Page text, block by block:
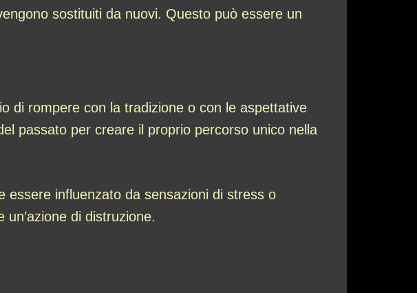
sostituiti da nuovi. Questo può essere un
di rompere con la tradizione o con le aspettative
passato per creare il proprio percorso unico nella
essere influenzato da sensazioni di stress o
di distruzione.